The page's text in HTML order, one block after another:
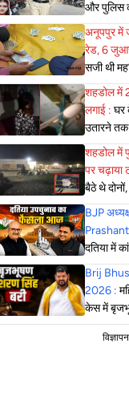
और पुलिस
लेकिन
शहडोल
अनूपपुर में
रेड, 6
सजी थी
खड़ी कर
शहडोल में
लगाई : घर
उतारने
शहडोल में
पर चढ़ाया
बैठे थे
सोची-
जारी
BJP
दतिया में
मंजलपुर में
Brij
2026 :
केस में
सुनवाई,
विज्ञापन